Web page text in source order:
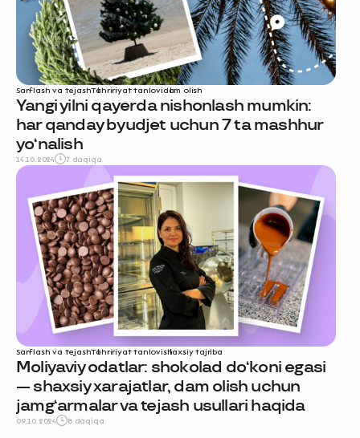
Sarflash va tejashTahririyat tanlovidam olish
Yangi yilni qayerda nishonlash mumkin:
har qanday byudjet uchun 7 ta mashhur
yo‘nalish
14.10.2024 7 daqiqa
Sarflash va tejashTahririyat tanlovishaxsiy tajriba
Moliyaviy odatlar: shokolad do‘koni egasi
— shaxsiy xarajatlar, dam olish uchun
jamg‘armalar va tejash usullari haqida
09.10.2024 8 daqiqa